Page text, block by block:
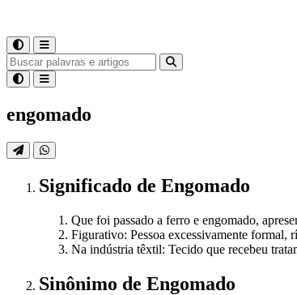
engomado
Significado de Engomado
Que foi passado a ferro e engomado,
Figurativo: Pessoa excessivamente formal,
Na indústria têxtil: Tecido que recebeu
Sinônimo de Engomado